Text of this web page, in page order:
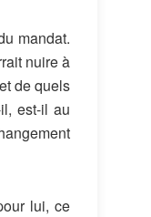
mandat.
nuire à
de quels
est-il au
lui, ce